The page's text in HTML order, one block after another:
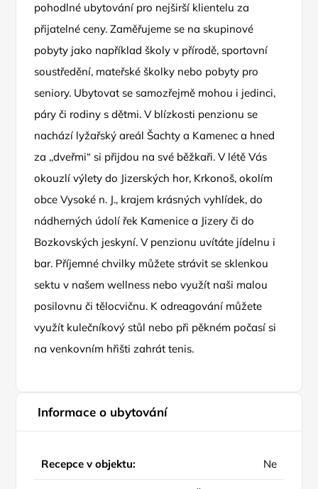
pohodlné ubytování pro nejširší klientelu za
přijatelné ceny. Zaměřujeme se na skupinové
pobyty jako například školy v přírodě, sportovní
soustředění, mateřské školky nebo pobyty pro
seniory. Ubytovat se samozřejmě mohou i jedinci,
páry či rodiny s dětmi. V blízkosti penzionu se
nachází lyžařský areál Šachty a Kamenec a hned
za ,,dveřmi“ si přijdou na své běžkaři. V létě Vás
okouzlí výlety do Jizerských hor, Krkonoš, okolím
obce Vysoké n. J., krajem krásných vyhlídek, do
nádherných údolí řek Kamenice a Jizery či do
Bozkovských jeskyní. V penzionu uvítáte jídelnu i
bar. Příjemné chvilky můžete strávit se sklenkou
sektu v našem wellness nebo využít naši malou
posilovnu či tělocvičnu. K odreagování můžete
využít kulečníkový stůl nebo při pěkném počasí si
na venkovním hřišti zahrát tenis.
Informace o ubytování
Recepce v objektu: Ne